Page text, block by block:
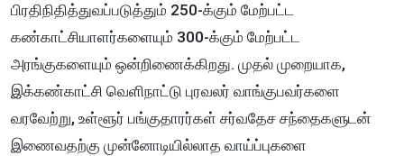
பிரதிநிதித்துவப்படுத்தும் 250-க்கும் மேற்பட்ட
கண்காட்சியாளர்களையும் 300-க்கும் மேற்பட்ட
அரங்குகளையும் ஒன்றிணைக்கிறது. முதல் முறையாக,
இக்கண்காட்சி வெளிநாட்டு புரவலர் வாங்குபவர்களை
வரவேற்று, உள்ளூர் பங்குதாரர்கள் சர்வதேச சந்தைகளுடன்
இணைவதற்கு முன்னோடியில்லாத வாய்ப்புகளை